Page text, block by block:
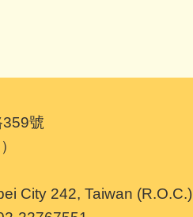
號
）
City 242, Taiwan (R.O.C.)